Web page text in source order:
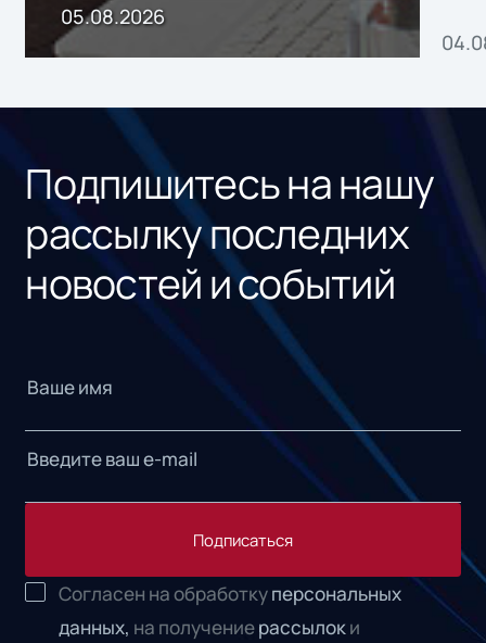
05.08.2026
Подпишитесь на нашу
рассылку последних
новостей и событий
Подписаться
Согласен на обработкуперсональных
данных, на получениерассылоки